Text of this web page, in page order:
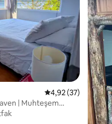
27 değerlendirme
5 üzerinden
4,92 (37)
| Muhteşem